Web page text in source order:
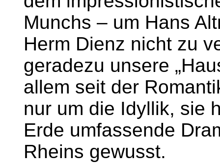
Munchs – um Hans
Herm Dienz nicht zu
geradezu unsere
allem seit der
nur um die Idyllik, sie
Erde umfassende
Rheins gewusst.